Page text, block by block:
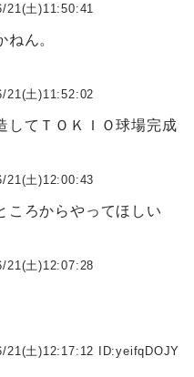
21(土)11:50:41
ん。
21(土)11:52:02
してＴＯＫＩＯ球場完成
21(土)12:00:43
ころからやってほしい
21(土)12:07:28
21(土)12:17:12 ID:yeifqDOJY